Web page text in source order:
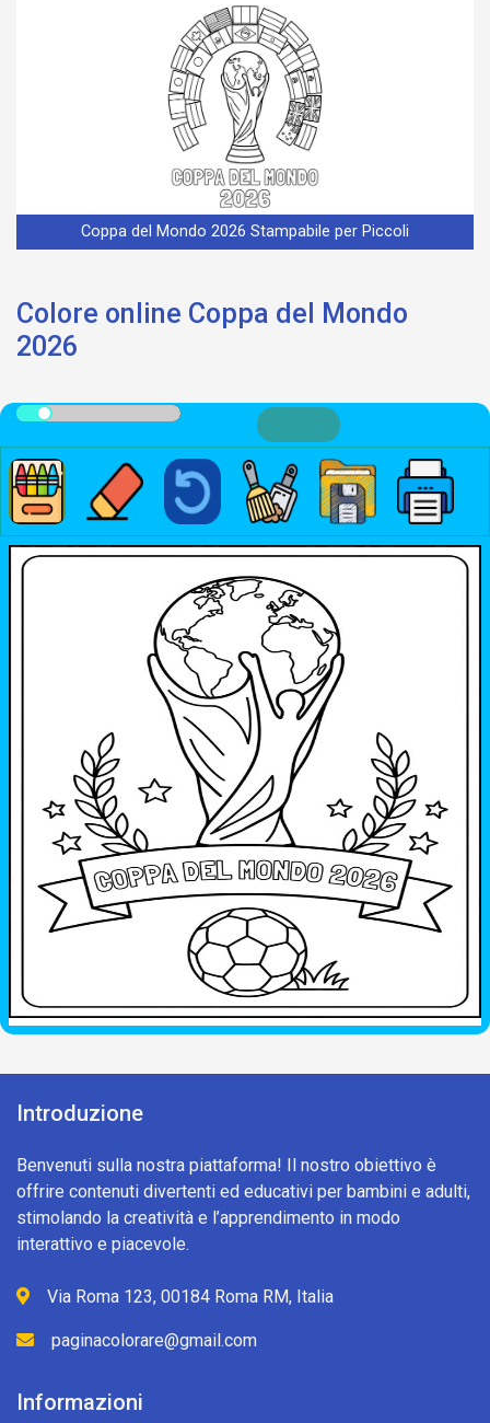
Coppa del Mondo 2026 Stampabile per Piccoli
Colore online Coppa del Mondo
2026
Introduzione
Benvenuti sulla nostra piattaforma! Il nostro obiettivo è
offrire contenuti divertenti ed educativi per bambini e adulti,
stimolando la creatività e l’apprendimento in modo
interattivo e piacevole.
Via Roma 123, 00184 Roma RM, Italia
paginacolorare@gmail.com
Informazioni